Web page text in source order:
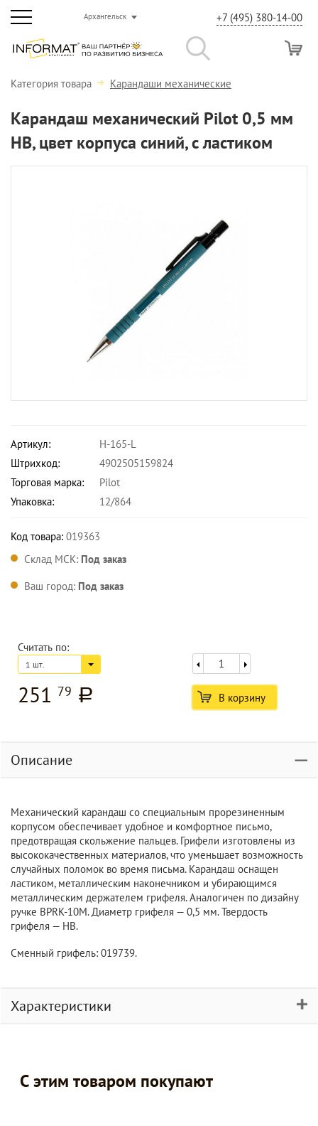
Архангельск +7 (495) 380-14-00
Категория товара Карандаши механические
Карандаш механический Pilot 0,5 мм
НВ, цвет корпуса синий, с ластиком
Артикул:
H-165-L
Штрихкод:
4902505159824
Торговая марка:
Pilot
Упаковка:
12/864
Код товара: 019363
Склад МСК: Под заказ
Ваш город: Под заказ
Считать по:
1 шт.
251 79 a В корзину
Описание
Механический карандаш со специальным прорезиненным
корпусом обеспечивает удобное и комфортное письмо,
предотвращая скольжение пальцев. Грифели изготовлены из
высококачественных материалов, что уменьшает возможность
случайных поломок во время письма. Карандаш оснащен
ластиком, металлическим наконечником и убирающимся
металлическим держателем грифеля. Аналогичен по дизайну
ручке BPRK-10M. Диаметр грифеля — 0,5 мм. Твердость
грифеля — НВ.
Сменный грифель: 019739.
Характеристики
С этим товаром покупают